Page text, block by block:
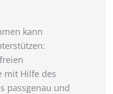
kann
mit Hilfe des
passgenau und